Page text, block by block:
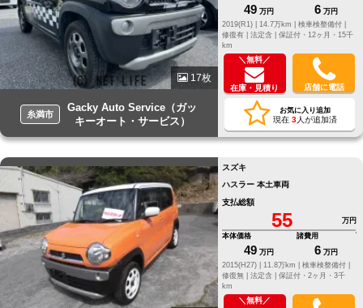
17枚
糸満市
Gacky Auto Service（ガッ
キーオート・サービス）
49 万円 6 万円
2019(R1) |
14.7万km |
検車検整備付 |
修復有 | 法定含 | 保証付・12ヶ月・15千
km
＼無料／
在庫・見積り 店舗に電話
お気に入り追加
現在 3人が追加済
スズキ
ハスラー 本土車両
支払総額
55
万円
本体価格
49 万円
諸費用
6 万円
2015(H27) |
11.8万km |
検車検整備付 |
修復無 | 法定含 | 保証付・2ヶ月・3千
km
＼無料／